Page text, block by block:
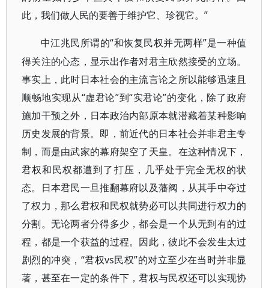
此，我们做人民的要善于维护它、珍视它。”
中江兆民所谓的“和恢复民权并无两样”是一种值
得关注的心态，显示出作者对君主欣然接受的立场。
事实上，此时日本社会的主流言论之所以能够迅速且
顺畅地实现从“虚君论”到“实君论”的变化，除了政府
施加干预之外，日本政治内部原本就潜藏着某种影响
历史发展的背景。即，前近代的日本社会并非君主专
制，而是由武家的幕府架空了天皇。在这种情况下，
君权和民权都遭到了打压，几乎处于完全无权的状
态。日本君民一旦推翻幕府以及藩阀，从其手中夺过
了权力，那么君权和民权就势必可以共同进行权力的
分割。无论两者分得多少，都会是一个从无到有的过
程，都是一个获益的过程。因此，彼此不会发生太过
剧烈的冲突，“君权vs民权”的对立至少在当时并非显
著，甚至在一定的条件下，君权与民权还可以实现协